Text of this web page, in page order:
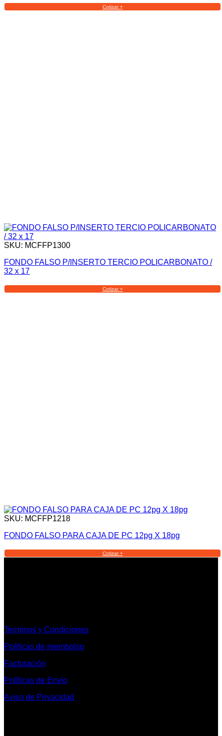
Cotizar +
SKU: MCFFP1300
FONDO FALSO P/INSERTO TERCIO POLICARBONATO /
32 x 17
Cotizar +
SKU: MCFFP1218
FONDO FALSO PARA CAJA DE PC 12pg X 18pg
Cotizar +
Terminos y Condiciones
Políticas de reembolso
Facturación
Políticas de Envío
Aviso de Privacidad